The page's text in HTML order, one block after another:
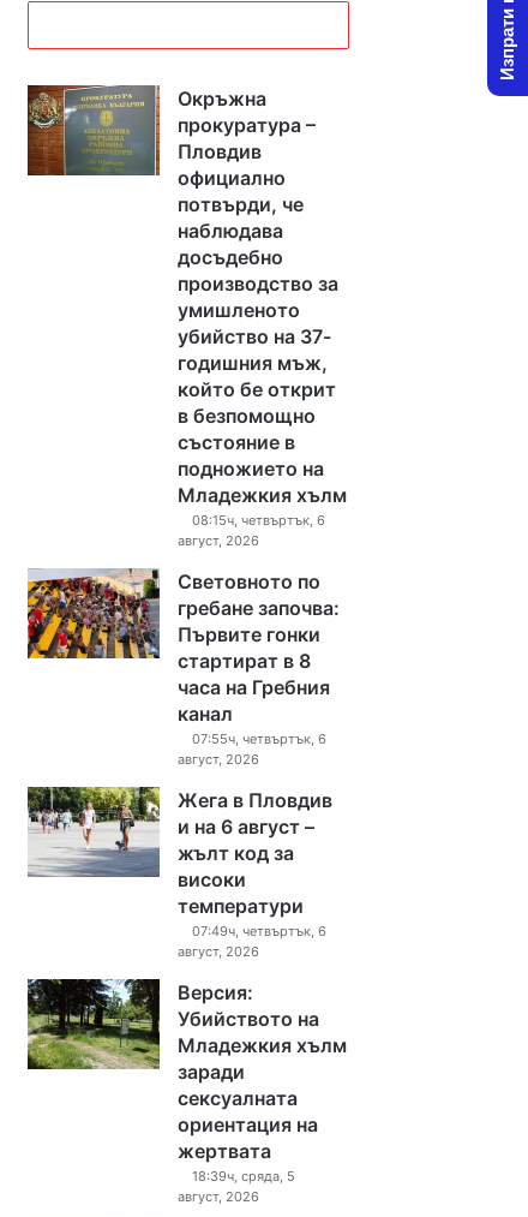
Окръжна
прокуратура –
Пловдив
официално
потвърди, че
наблюдава
досъдебно
производство за
умишленото
убийство на 37-
годишния мъж,
който бе открит
в безпомощно
състояние в
подножието на
Младежкия хълм
08:15ч, четвъртък, 6
август, 2026
Световното по
гребане започва:
Първите гонки
стартират в 8
часа на Гребния
канал
07:55ч, четвъртък, 6
август, 2026
Жега в Пловдив
и на 6 август –
жълт код за
високи
температури
07:49ч, четвъртък, 6
август, 2026
Версия:
Убийството на
Младежкия хълм
заради
сексуалната
ориентация на
жертвата
18:39ч, сряда, 5
август, 2026